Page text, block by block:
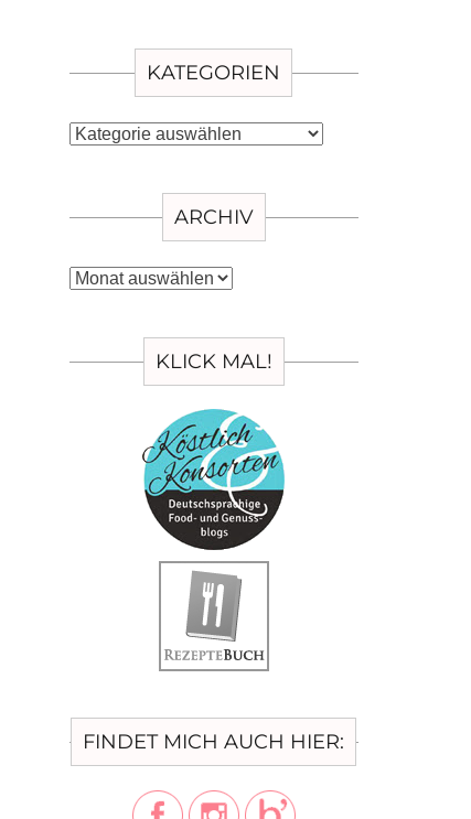
KATEGORIEN
Kategorien
ARCHIV
Archiv
KLICK MAL!
FINDET MICH AUCH HIER: